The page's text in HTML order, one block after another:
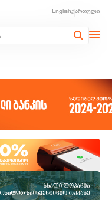
Englishქართული